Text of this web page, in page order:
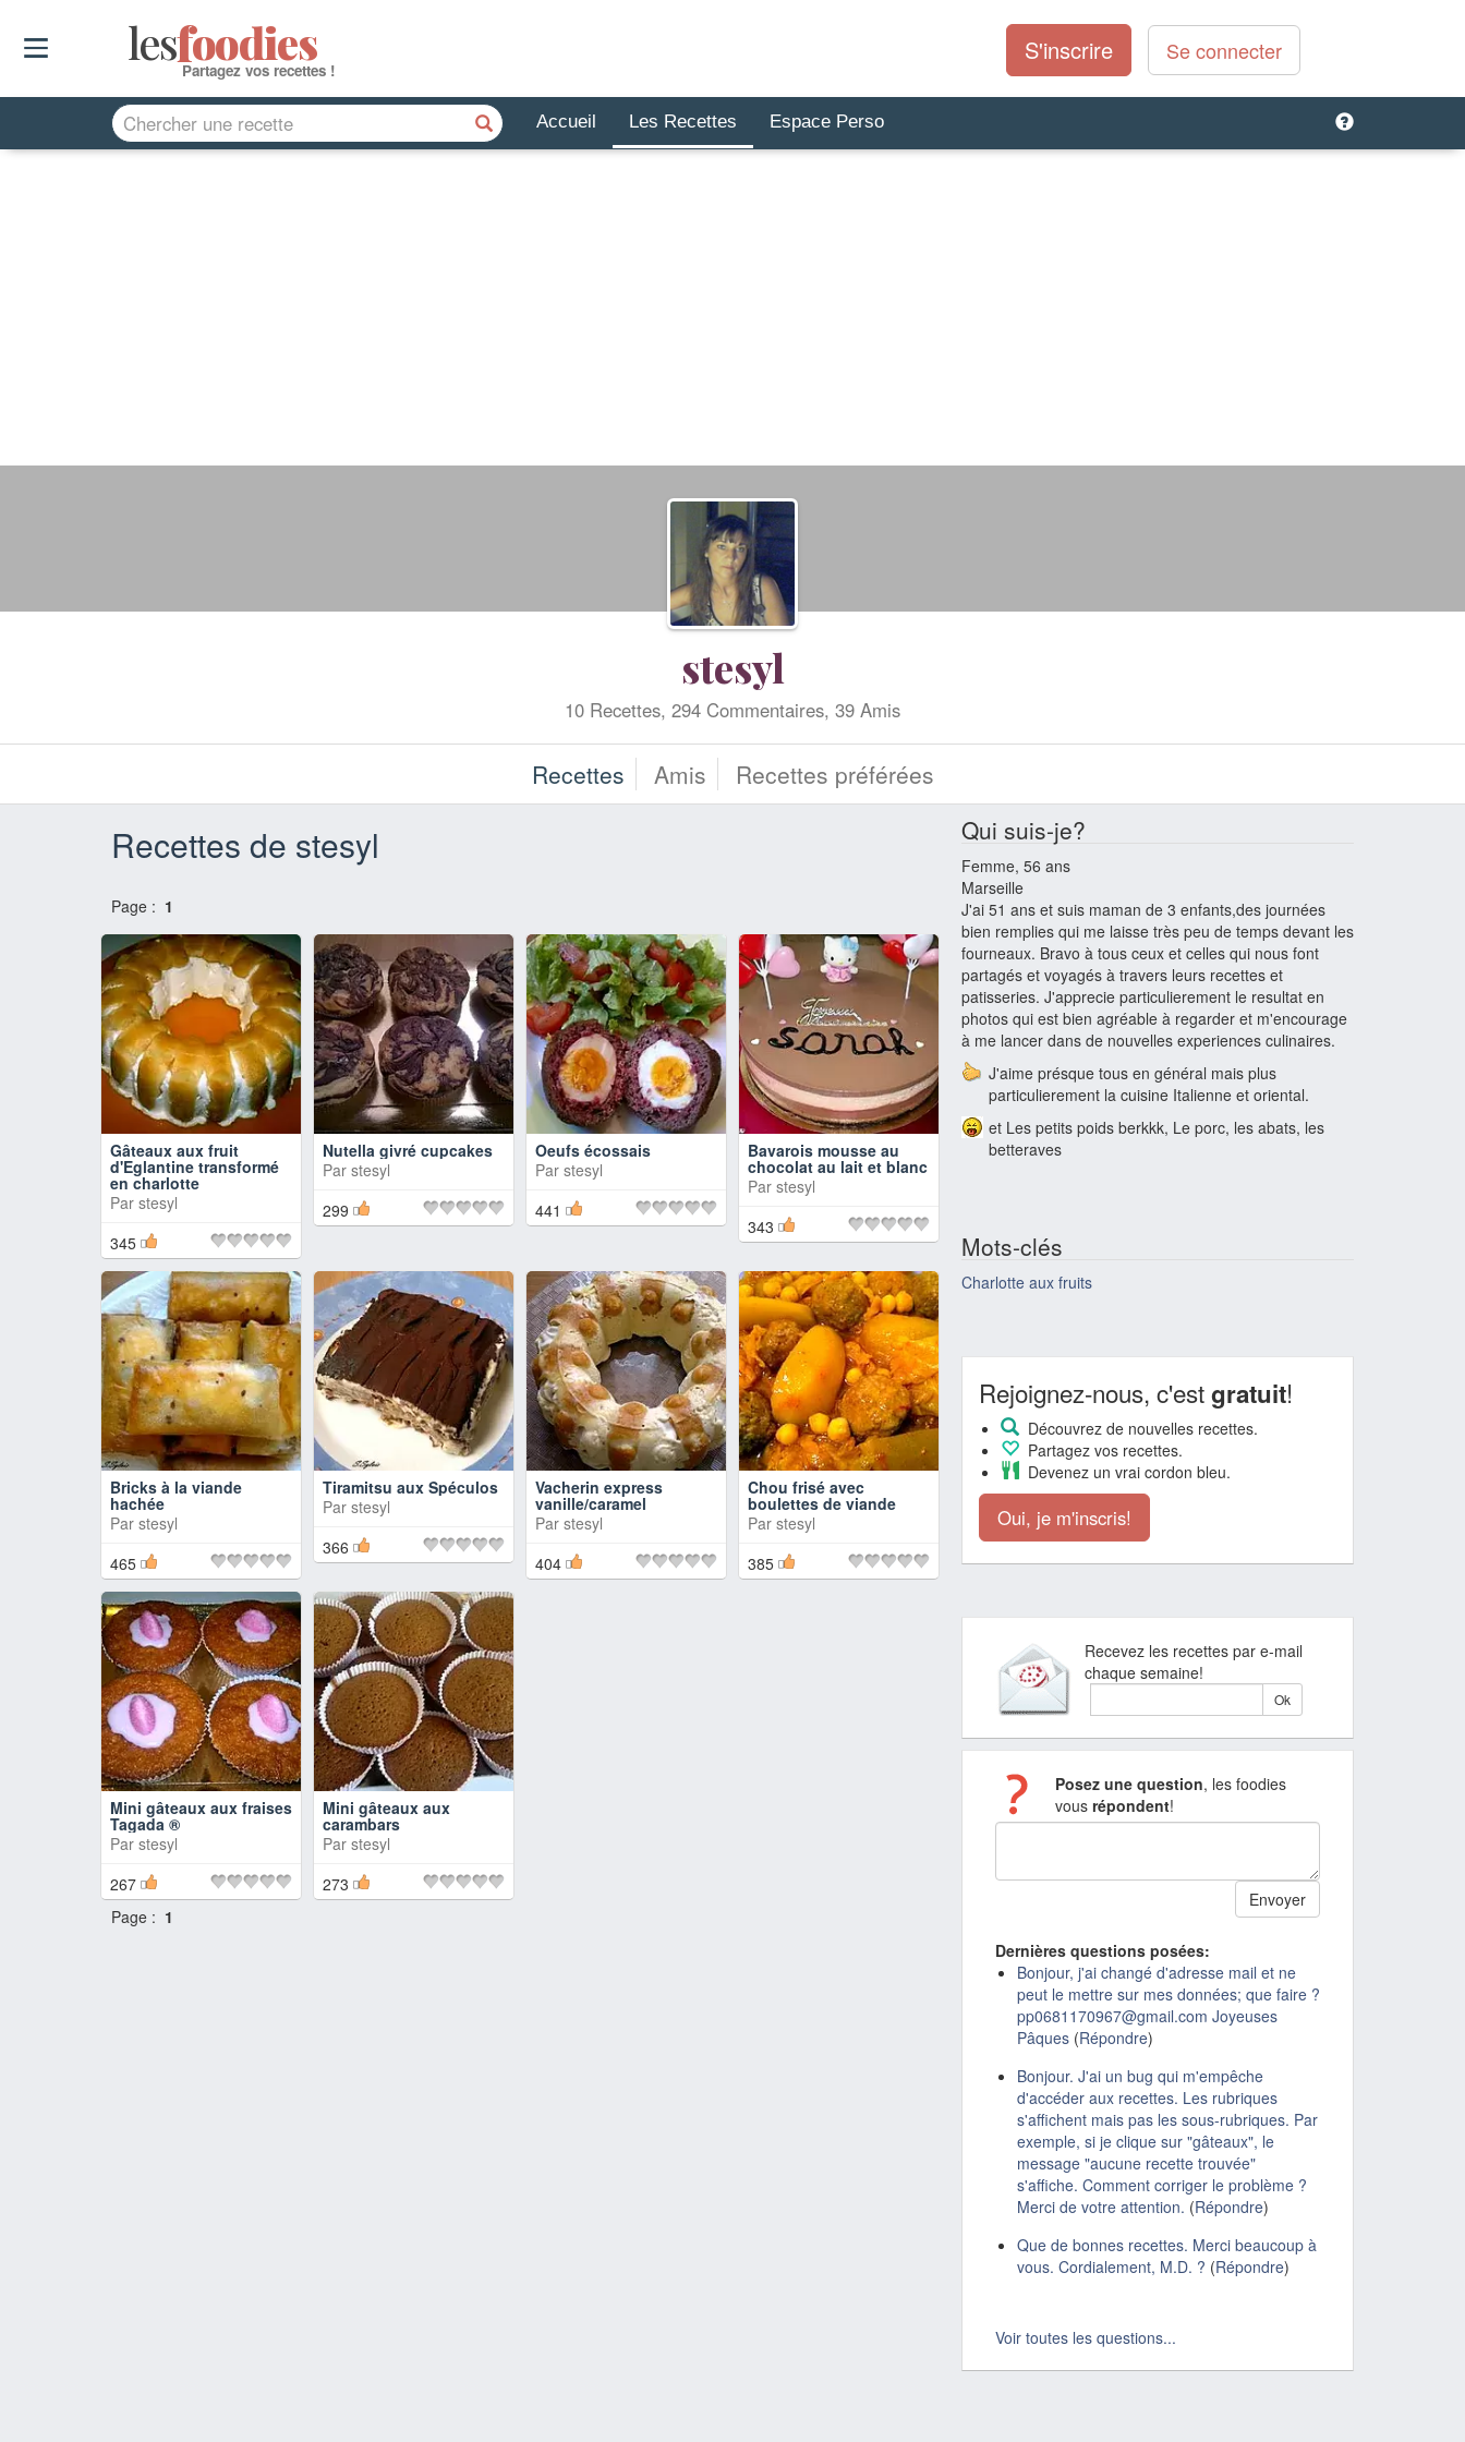
lesfoodies
Partagez vos recettes !
S'inscrire Se connecter
Accueil Les Recettes Espace Perso
stesyl
10 Recettes, 294 Commentaires, 39 Amis
Recettes Amis Recettes préférées
Recettes de stesyl
Page : 1
Gâteaux aux fruit
d'Eglantine transformé
en charlotte
Par stesyl
345
Nutella givré cupcakes
Par stesyl
299
Oeufs écossais
Par stesyl
441
Bavarois mousse au
chocolat au lait et blanc
Par stesyl
343
Bricks à la viande
hachée
Par stesyl
465
Tiramitsu aux Spéculos
Par stesyl
366
Vacherin express
vanille/caramel
Par stesyl
404
Chou frisé avec
boulettes de viande
Par stesyl
385
Mini gâteaux aux fraises
Tagada ®
Par stesyl
267
Mini gâteaux aux
carambars
Par stesyl
273
Page : 1
Qui suis-je?
Femme, 56 ans
Marseille
J'ai 51 ans et suis maman de 3 enfants,des journées
bien remplies qui me laisse très peu de temps devant les
fourneaux. Bravo à tous ceux et celles qui nous font
partagés et voyagés à travers leurs recettes et
patisseries. J'apprecie particulierement le resultat en
photos qui est bien agréable à regarder et m'encourage
à me lancer dans de nouvelles experiences culinaires.
J'aime présque tous en général mais plus
particulierement la cuisine Italienne et oriental.
et Les petits poids berkkk, Le porc, les abats, les
betteraves
Mots-clés
Charlotte aux fruits
Rejoignez-nous, c'estgratuit!
Découvrez de nouvelles recettes.
Partagez vos recettes.
Devenez un vrai cordon bleu.
Oui, je m'inscris!
Recevez les recettes par e-mail
chaque semaine!
Posez une question, les foodies
vous répondent!
Dernières questions posées:
Bonjour, j'ai changé d'adresse mail et ne
peut le mettre sur mes données; que faire ?
pp0681170967@gmail.com Joyeuses
Pâques (Répondre)
Bonjour. J'ai un bug qui m'empêche
d'accéder aux recettes. Les rubriques
s'affichent mais pas les sous-rubriques. Par
exemple, si je clique sur "gâteaux", le
message "aucune recette trouvée"
s'affiche. Comment corriger le problème ?
Merci de votre attention. (Répondre)
Que de bonnes recettes. Merci beaucoup à
vous. Cordialement, M.D. ? (Répondre)
Voir toutes les questions...